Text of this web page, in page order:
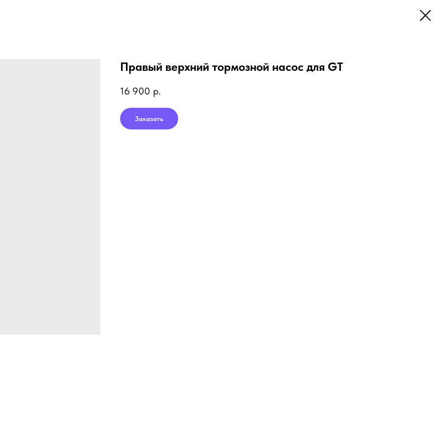
Правый верхний тормозной насос для GT
16 900 р.
Заказать